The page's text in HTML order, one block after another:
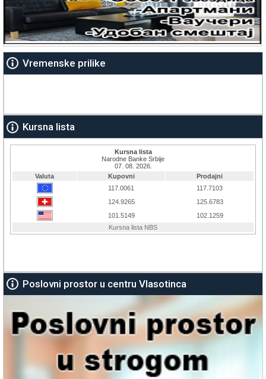
Vremenske prilike
Kursna lista
Poslovni prostor u centru Vlasotinca